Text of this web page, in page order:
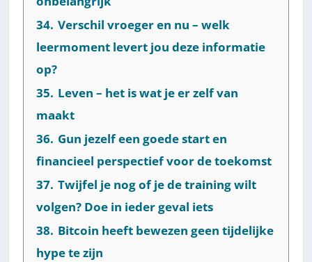
34. Verschil vroeger en nu – welk
leermoment levert jou deze informatie
op?
35. Leven – het is wat je er zelf van
maakt
36. Gun jezelf een goede start en
financieel perspectief voor de toekomst
37. Twijfel je nog of je de training wilt
volgen? Doe in ieder geval iets
38. Bitcoin heeft bewezen geen tijdelijke
hype te zijn